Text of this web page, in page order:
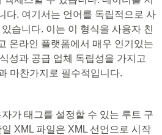
다. 여기서는 언어를 독립적으로 사
습니다. 이는 이 형식을 사용자 친
온라인 플랫폼에서 매우 인기있는
성과 공급 업체 독립성을 가지고
마찬가지로 필수적입니다.
가 태그를 설정할 수 있는 루트 구
XML 파일은 XML 선언으로 시작